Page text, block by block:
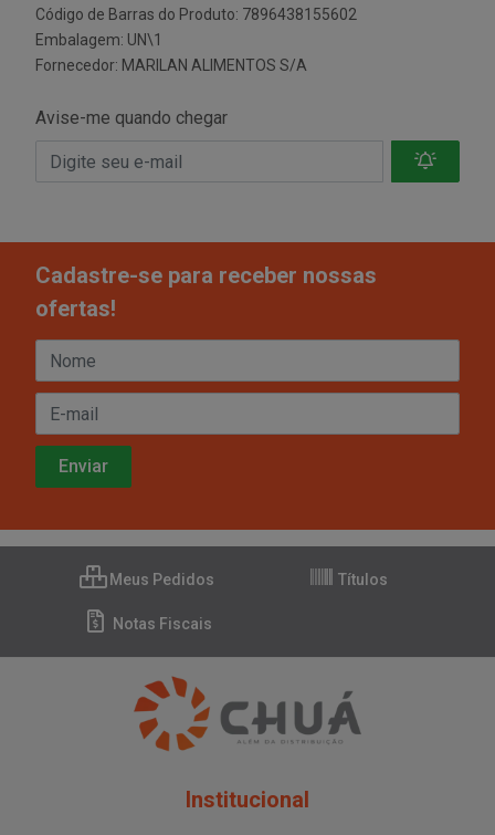
Código de Barras do Produto: 7896438155602
Embalagem: UN\1
Fornecedor: MARILAN ALIMENTOS S/A
Avise-me quando chegar
Cadastre-se para receber nossas
ofertas!
Meus Pedidos Títulos
Notas Fiscais
Institucional